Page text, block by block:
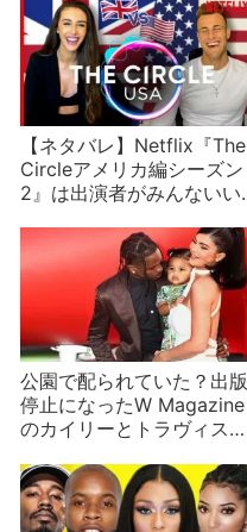
【ネタバレ】Netflix『The
Circleアメリカ編シーズン
2』は出演者がみんないい
イチ
公園で配られていた？出版
停止になったW Magazine
のカイリーとトラヴィスの